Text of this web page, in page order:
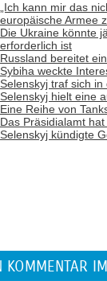
„Ich kann mir das
europäische Armee
Die Ukraine könnte
erforderlich ist
Russland bereitet
Sybiha weckte
Selenskyj traf sich
Selenskyj hielt eine
Eine Reihe von
Das Präsidialamt
Selenskyj kündigte
KOMMENTAR